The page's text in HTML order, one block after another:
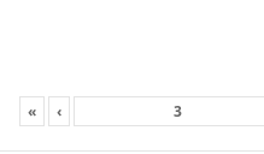
« ‹